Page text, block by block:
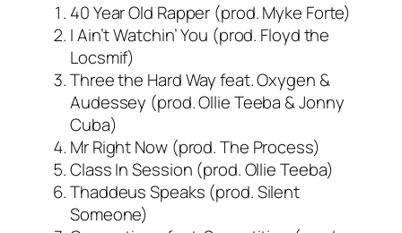
40 Year Old Rapper (prod. Myke Forte)
I Ain’t Watchin’ You (prod. Floyd the
Locsmif)
Three the Hard Way feat. Oxygen &
Audessey (prod. Ollie Teeba & Jonny
Cuba)
Mr Right Now (prod. The Process)
Class In Session (prod. Ollie Teeba)
Thaddeus Speaks (prod. Silent
Someone)